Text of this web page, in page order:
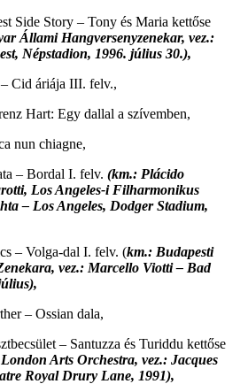
Side Story – Tony és Maria kettőse
Állami Hangversenyzenekar, vez.:
Népstadion, 1996. július 30.),
Cid áriája III. felv.,
Hart: Egy dallal a szívemben,
nun chiagne,
– Bordal I. felv. (km.: Plácido
Los Angeles-i Filharmonikus
– Los Angeles, Dodger Stadium,
– Volga-dal I. felv. (km.: Budapesti
vez.: Marcello Viotti – Bad
– Ossian dala,
– Santuzza és Turiddu kettőse
Arts Orchestra, vez.: Jacques
Royal Drury Lane, 1991),